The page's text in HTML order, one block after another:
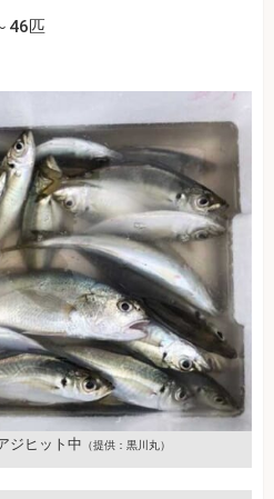
46匹
ジヒット中 （提供：黒川丸）